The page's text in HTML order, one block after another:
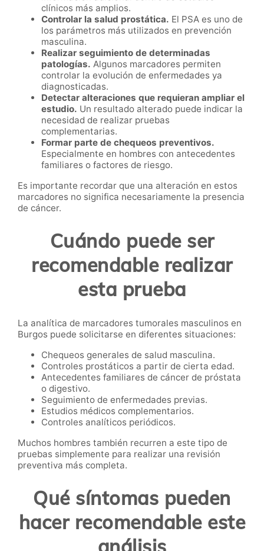
clínicos más amplios.
Controlar la salud prostática. El PSA es uno de
los parámetros más utilizados en prevención
masculina.
Realizar seguimiento de determinadas
patologías. Algunos marcadores permiten
controlar la evolución de enfermedades ya
diagnosticadas.
Detectar alteraciones que requieran ampliar el
estudio. Un resultado alterado puede indicar la
necesidad de realizar pruebas
complementarias.
Formar parte de chequeos preventivos.
Especialmente en hombres con antecedentes
familiares o factores de riesgo.
Es importante recordar que una alteración en estos
marcadores no significa necesariamente la presencia
de cáncer.
Cuándo puede ser
recomendable realizar
esta prueba
La analítica de marcadores tumorales masculinos en
Burgos puede solicitarse en diferentes situaciones:
Chequeos generales de salud masculina.
Controles prostáticos a partir de cierta edad.
Antecedentes familiares de cáncer de próstata
o digestivo.
Seguimiento de enfermedades previas.
Estudios médicos complementarios.
Controles analíticos periódicos.
Muchos hombres también recurren a este tipo de
pruebas simplemente para realizar una revisión
preventiva más completa.
Qué síntomas pueden
hacer recomendable este